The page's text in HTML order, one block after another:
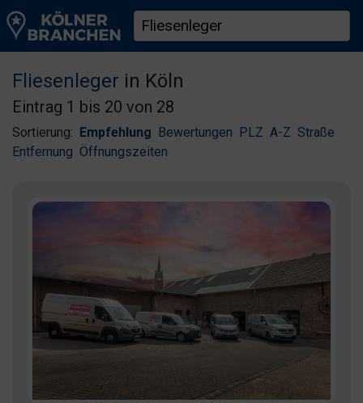
Fliesenleger in Köln
Eintrag 1 bis 20 von 28
Sortierung: Empfehlung Bewertungen PLZ A-Z Straße
Entfernung Öffnungszeiten